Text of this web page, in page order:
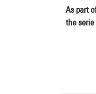
As part
the serie